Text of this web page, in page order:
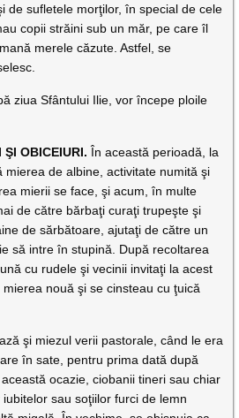
de sufletele morţilor, în special de cele
copii străini sub un măr, pe care îl
merele căzute. Astfel, se
ziua Sfântului Ilie, vor începe ploile
OBICEIURI. În această perioadă, la
mierea de albine, activitate numită şi
mierii se face, şi acum, în multe
de către bărbaţi curaţi trupeşte şi
de sărbătoare, ajutaţi de către un
să intre în stupină. După recoltarea
cu rudele şi vecinii invitaţi la acest
nouă şi se cinsteau cu ţuică
şi miezul verii pastorale, când le era
în sate, pentru prima dată după
ocazie, ciobanii tineri sau chiar
sau soţiilor furci de lemn